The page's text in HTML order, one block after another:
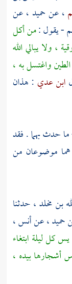
، عنحميد ، عن
- يقول :من أكل
، ولا يبالي الله
واغتسل به ،
ابن عدي : هذان
ما حدث بهما . فقد
هما موضوعان من
بن مخلد، حدثنا
حميد، عنأنس،
كل ليلة ابتغاء
أشجارها بيده ،